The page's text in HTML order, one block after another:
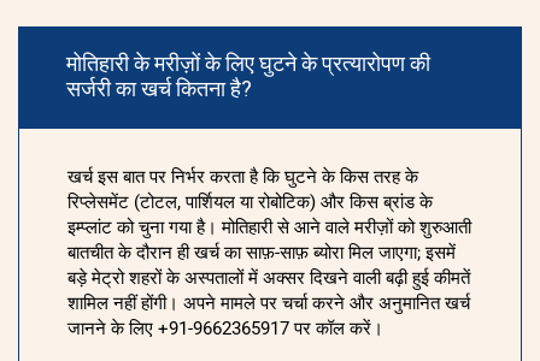
मोतिहारी के मरीज़ों के लिए घुटने के प्रत्यारोपण की
सर्जरी का खर्च कितना है?
खर्च इस बात पर निर्भर करता है कि घुटने के किस तरह के
रिप्लेसमेंट (टोटल, पार्शियल या रोबोटिक) और किस ब्रांड के
इम्प्लांट को चुना गया है। मोतिहारी से आने वाले मरीज़ों को शुरुआती
बातचीत के दौरान ही खर्च का साफ़-साफ़ ब्योरा मिल जाएगा; इसमें
बड़े मेट्रो शहरों के अस्पतालों में अक्सर दिखने वाली बढ़ी हुई कीमतें
शामिल नहीं होंगी। अपने मामले पर चर्चा करने और अनुमानित खर्च
जानने के लिए +91-9662365917 पर कॉल करें।